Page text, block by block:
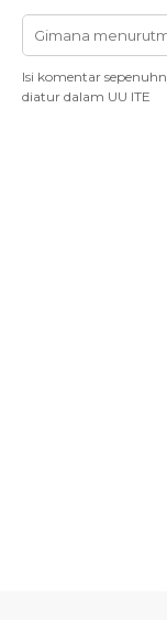
Isi komentar
diatur dalam UU ITE